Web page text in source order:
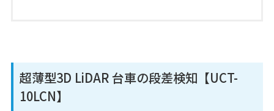
超薄型3D LiDAR 台車の段差検知【UCT-
10LCN】